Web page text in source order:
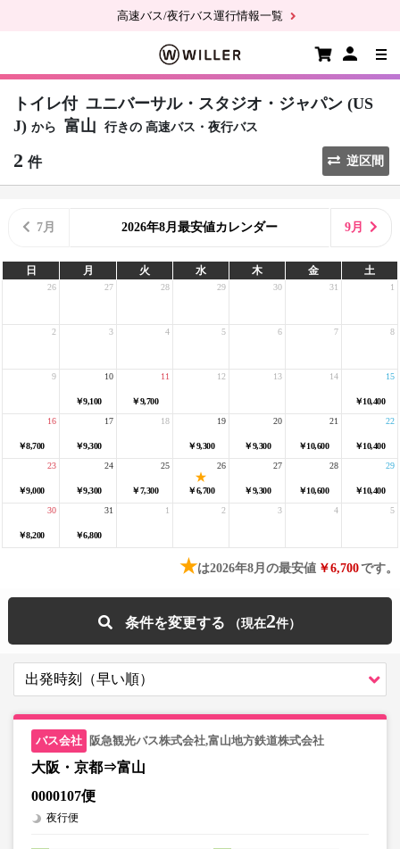
高速バス/夜行バス運行情報一覧
トイレ付 ユニバーサル・スタジオ・ジャパン (US
J) から 富山 行きの 高速バス・夜行バス
2 件 逆区間
7月 2026年8月最安値カレンダー 9月
日 月 火 水 木 金 土
26 27 28 29 30 31 1
2 3 4 5 6 7 8
9
￥9,100
10
￥9,700
11 12 13 14
￥10,400
15
￥8,700
16
￥9,300
17 18
￥9,300
19
￥9,300
20
￥10,600
21
￥10,400
22
￥9,000
23
￥9,300
24
￥7,300
25
￥6,700
26
￥9,300
27
￥10,600
28
￥10,400
29
￥8,200
30
￥6,800
31 1 2 3 4 5
★は2026年8月の最安値 ￥6,700です。
条件を変更する 2
阪急観光バス株式会社,富山地方鉄道株式会社
大阪・京都⇒富山
0000107便
夜行便